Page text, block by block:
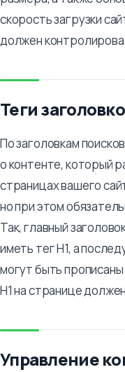
скорость загрузки
должен
Теги
По заголовкам
о контенте, который
страницах вашего
но при этом
Так, главный
иметь тег Н1, а
могут быть
Н1 на странице
Управление